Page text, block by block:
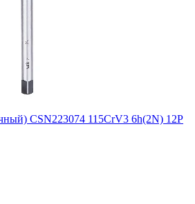
CSN223074 115CrV3 6h(2N) 12P